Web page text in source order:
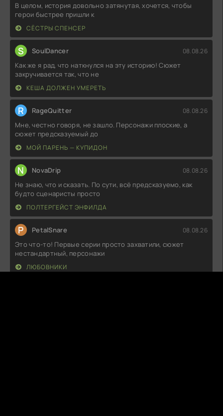
В целом, история довольно затянутая, хочется, чтобы
герои быстрее пришли к
СЁСТРЫ СПЕНСЕР
S SoulDancer 08.08.26
Как же я рад, что наткнулся на эту историю! Сюжет
закручивается так, что не
КЕША ДОЛЖЕН УМЕРЕТЬ
R RageQuitter 08.08.26
Мне, честно говоря, не зашло. Персонажи плоские, а
сюжет предсказуемый до
МОЙ ПАРЕНЬ — КУПИДОН
N NovaDrip 08.08.26
Не знаю, что и сказать. По сути, всё предсказуемо, как
будто сценаристы просто
ПОЛТЕРГЕЙСТ ЭНФИЛДА
P PetalSnare 08.08.26
Это что-то! Первые серии просто захватили, сюжет
нестандартный, персонажи
ЛЮБОВНИКИ